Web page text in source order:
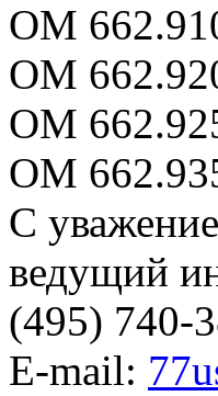
ОМ
ОМ
OM
ОМ
С
ведущий
(495) 740-
E-mail: